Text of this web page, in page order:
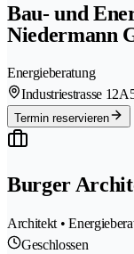
Bau- und
Niedermann
Energieberatung
Industriestrasse 12A
Termin reservieren
Burger
Architekt •
Geschlossen